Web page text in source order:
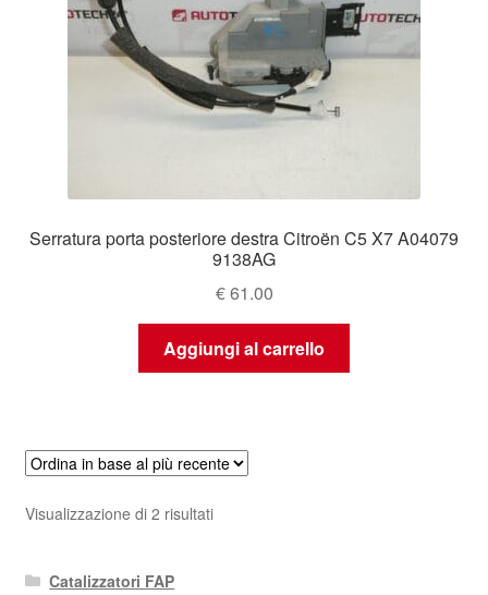
Serratura porta posteriore destra Citroën C5 X7 A04079
9138AG
€61.00
Aggiungi al carrello
Visualizzazione di 2 risultatiOrdina
Catalizzatori FAP